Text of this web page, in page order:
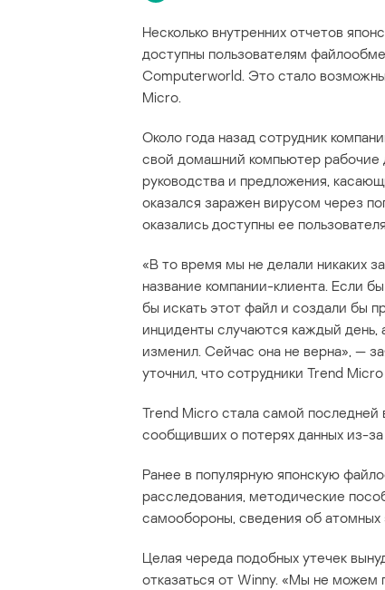
Несколько внутренних отчетов
доступны пользователям
Computerworld. Это стало
Micro.
Около года назад сотрудник
свой домашний компьютер рабочие
руководства и предложения,
оказался заражен вирусом через
оказались доступны ее
«В то время мы не делали никаких
название компании-клиента. Если
бы искать этот файл и создали бы
инциденты случаются каждый день,
изменил. Сейчас она не верна», —
уточнил, что сотрудники Trend
Trend Micro стала самой последней
сообщивших о потерях данных из-
Ранее в популярную японскую
расследования, методические
самообороны, сведения об атомных
Целая череда подобных утечек
отказаться от Winny. «Мы не можем